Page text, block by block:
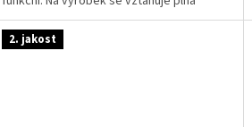
zákonná záruka.
2. jakost